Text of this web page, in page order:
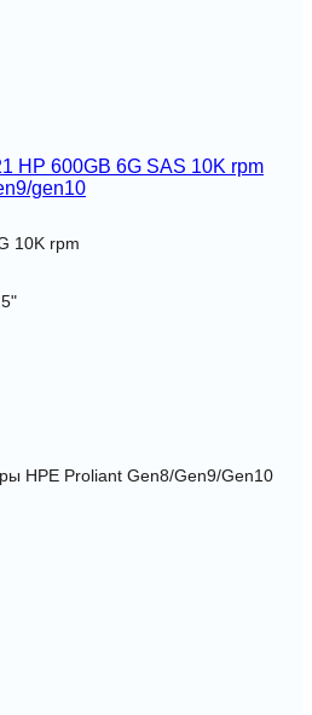
HP 600GB 6G SAS 10K rpm
gen10
10K rpm
HPE Proliant Gen8/Gen9/Gen10